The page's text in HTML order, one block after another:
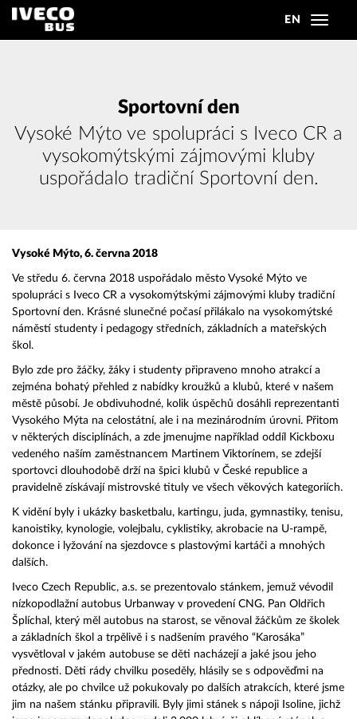
EN
Toggle
Sportovní den
Vysoké Mýto ve spolupráci s Iveco CR a
vysokomýtskými zájmovými kluby
uspořádalo tradiční Sportovní den.
Vysoké Mýto, 6. června 2018
Ve středu 6. června 2018 uspořádalo město Vysoké Mýto ve
spolupráci s Iveco CR a vysokomýtskými zájmovými kluby tradiční
Sportovní den. Krásné slunečné počasí přilákalo na vysokomýtské
náměstí studenty i pedagogy středních, základních a mateřských
škol.
Bylo zde pro žáčky, žáky i studenty připraveno mnoho atrakcí a
zejména bohatý přehled z nabídky kroužků a klubů, které v našem
městě působí. Je obdivuhodné, kolik úspěchů dosáhli reprezentanti
Vysokého Mýta na celostátní, ale i na mezinárodním úrovni. Přitom
v některých disciplínách, a zde jmenujme například oddíl Kickboxu
vedeného naším zaměstnancem Martinem Viktorínem, se zdejší
sportovci dlouhodobě drží na špici klubů v České republice a
pravidelně získávají mistrovské tituly ve všech věkových kategoriích.
K vidění byly i ukázky basketbalu, kartingu, juda, gymnastiky, tenisu,
kanoistiky, kynologie, volejbalu, cyklistiky, akrobacie na U-rampě,
dokonce i lyžování na sjezdovce s plastovými kartáči a mnohých
dalších.
Iveco Czech Republic, a.s. se prezentovalo stánkem, jemuž vévodil
nízkopodlažní autobus Urbanway v provedení CNG. Pan Oldřich
Šplíchal, který měl autobus na starost, se věnoval žáčkům ze školek
a základních škol a trpělivě i s nadšením pravého “Karosáka”
vysvětloval v jakém autobuse se děti nacházejí a jaké jsou jeho
přednosti. Děti rády chvilku poseděly, hlásily se s odpověďmi na
otázky, ale po chvilce už pokukovaly po dalších atrakcích, které jsme
jim na našem stánku připravili. Byly jimi stánek s nápoji Isoline, jichž